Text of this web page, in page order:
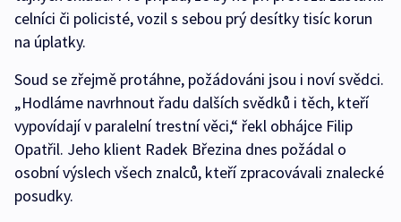
celníci či policisté, vozil s sebou prý desítky tisíc korun
na úplatky.
Soud se zřejmě protáhne, požádováni jsou i noví svědci.
„Hodláme navrhnout řadu dalších svědků i těch, kteří
vypovídají v paralelní trestní věci,“ řekl obhájce Filip
Opatřil. Jeho klient Radek Březina dnes požádal o
osobní výslech všech znalců, kteří zpracovávali znalecké
posudky.